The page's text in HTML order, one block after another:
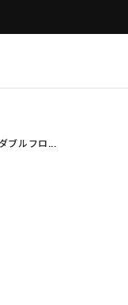
ブルフロ...